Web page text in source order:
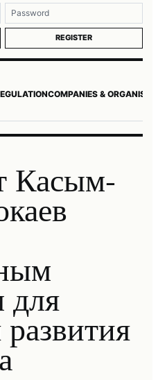
REGISTER
COMPANIES &
Касым-
для